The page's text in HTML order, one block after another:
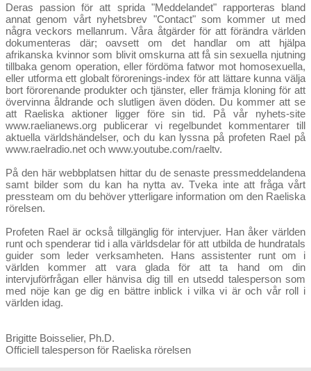
Deras passion för att sprida "Meddelandet" rapporteras bland
annat genom vårt nyhetsbrev "Contact" som kommer ut med
några veckors mellanrum. Våra åtgärder för att förändra världen
dokumenteras där; oavsett om det handlar om att hjälpa
afrikanska kvinnor som blivit omskurna att få sin sexuella njutning
tillbaka genom operation, eller fördöma fatwor mot homosexuella,
eller utforma ett globalt förorenings-index för att lättare kunna välja
bort förorenande produkter och tjänster, eller främja kloning för att
övervinna åldrande och slutligen även döden. Du kommer att se
att Raeliska aktioner ligger före sin tid. På vår nyhets-site
www.raelianews.org publicerar vi regelbundet kommentarer till
aktuella världshändelser, och du kan lyssna på profeten Rael på
www.raelradio.net och www.youtube.com/raeltv.
På den här webbplatsen hittar du de senaste pressmeddelandena
samt bilder som du kan ha nytta av. Tveka inte att fråga vårt
pressteam om du behöver ytterligare information om den Raeliska
rörelsen.
Profeten Rael är också tillgänglig för intervjuer. Han åker världen
runt och spenderar tid i alla världsdelar för att utbilda de hundratals
guider som leder verksamheten. Hans assistenter runt om i
världen kommer att vara glada för att ta hand om din
intervjuförfrågan eller hänvisa dig till en utsedd talesperson som
med nöje kan ge dig en bättre inblick i vilka vi är och vår roll i
världen idag.
Brigitte Boisselier, Ph.D.
Officiell talesperson för Raeliska rörelsen